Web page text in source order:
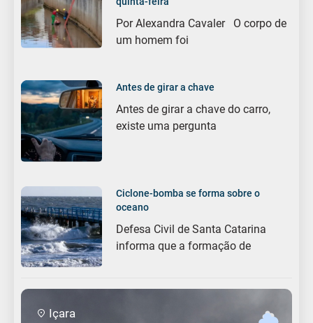
Por Alexandra Cavaler O corpo de
um homem foi
Antes de girar a chave
Antes de girar a chave do carro,
existe uma pergunta
Ciclone-bomba se forma sobre o
oceano
Defesa Civil de Santa Catarina
informa que a formação de
Içara